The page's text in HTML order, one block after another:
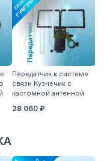
Передатчик к системе
связи Кузнечик с
кастомной антенной
28 060 ₽